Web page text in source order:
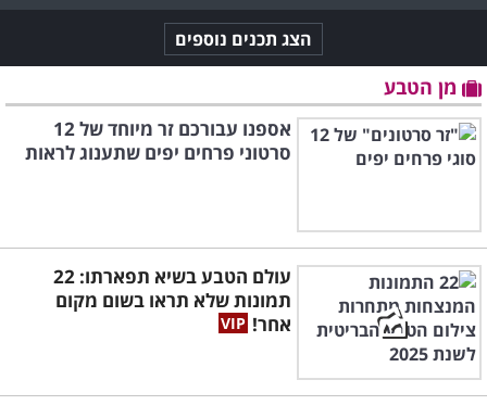
הצג תכנים נוספים
מן הטבע
אספנו עבורכם זר מיוחד של 12
סרטוני פרחים יפים שתענוג לראות
עולם הטבע בשיא תפארתו: 22
תמונות שלא תראו בשום מקום
אחר!